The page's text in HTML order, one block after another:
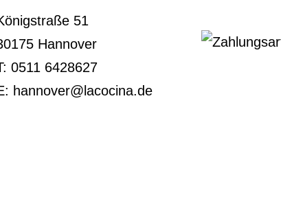
51
Hannover
0511 6428627
hannover@lacocina.de